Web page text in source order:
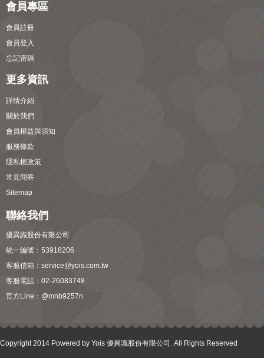
會員專區
會員註冊
會員登入
忘記密碼
更多資訊
詳情介紹
關於我們
會員權益與須知
服務條款
隱私權政策
常見問答
Sitemap
聯絡我們
優異識股份有限公司
統一編號：53918206
客服信箱： service@yois.com.tw
客服電話：02-26083748
官方Line： @mnb9257n
Copyright 2014 Powered by Yois 優異識股份有限公司. All Rights Reserved